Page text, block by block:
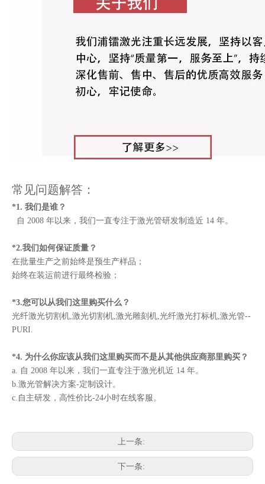
常见问题解答：
*1. 我们是谁？
自 2008 年以来，我们一直专注于激光管研发制造近 14 年。
*2.我们如何保证质量？
在批量生产之前始终是预生产样品；
始终在装运前进行最终检验；
*3.您可以从我们这里购买什么？
光纤激光切割机,激光切割机,激光雕刻机,光纤激光打标机,激光管--
PURI.
*4. 为什么你应该从我们这里购买而不是从其他供应商那里购买？
a. 自 2008 年以来，我们一直专注于激光机近 14 年。
b.激光管解决方案-定制设计。
c.自主研发，高性价比-24小时在线客服。
上一条:
下一条: